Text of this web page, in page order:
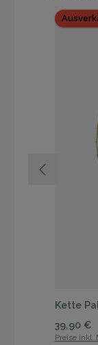
Kette
Regulärer
39,90 €
Preise inkl.